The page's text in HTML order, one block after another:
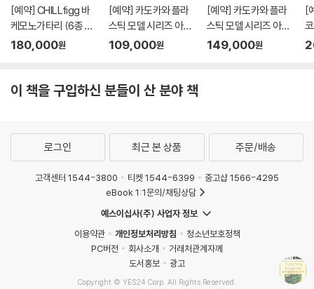
[예약] CHILLfigg 바
케모노가타리 (6종 세
트)
180,000원
[예약] 카도카와 플라
스틱 모델 시리즈 아바
레스트 l 풀메탈패닉
109,000원
[예약] 카도카와 플라
스틱 모델 시리즈 아바
레스트 스페셜 세트 l 풀
149,000원
[
7
이 책을 구입하신 분들이 산 분야 책
로그인 최근 본 상품 주문/배송
고객센터 1544-3800 티켓 1544-6399
중고샵 1566-4295
eBook 1:1문의/채팅상담
예스이십사(주) 사업자 정보
이용약관
개인정보처리방침
청소년보호정책
PC버전
회사소개
거래처관계자께
도서홍보
광고
Copyright © YES24 Corp. All Rights Reserved.